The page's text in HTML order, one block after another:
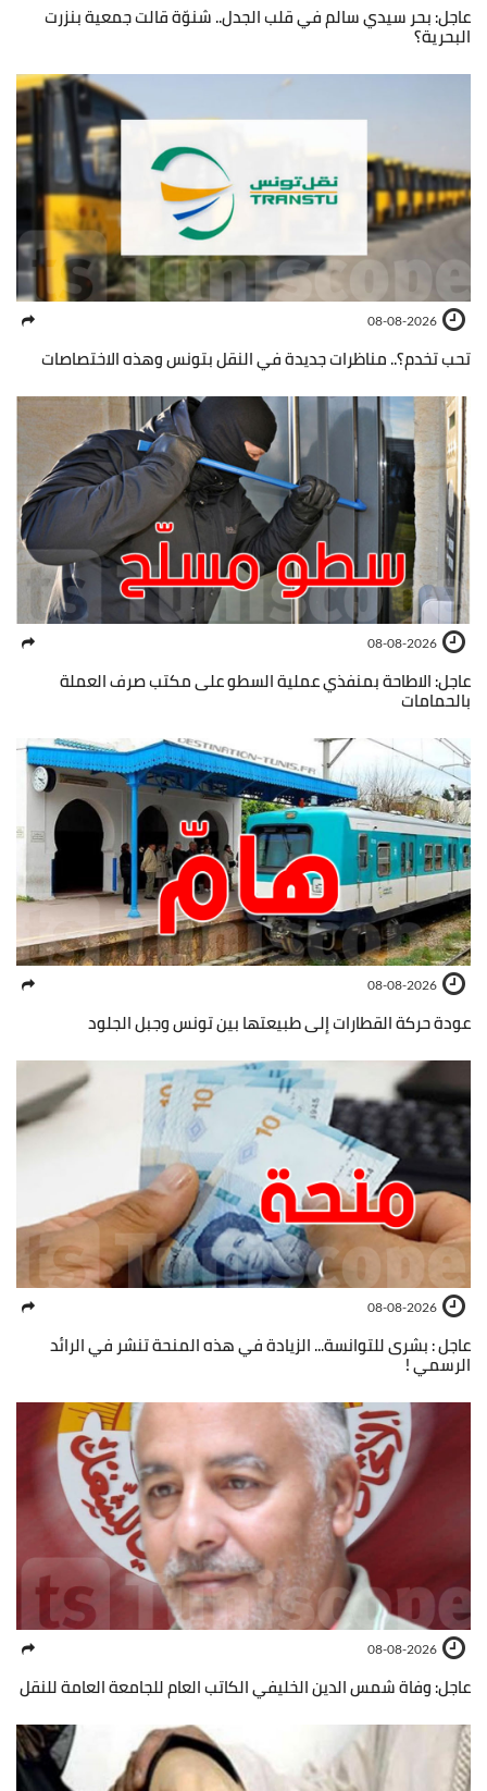
عاجل: بحر سيدي سالم في قلب الجدل.. شنوّة قالت جمعية بنزرت
البحرية؟
08-08-2026
تحب تخدم؟.. مناظرات جديدة في النقل بتونس وهذه الاختصاصات
08-08-2026
عاجل: الاطاحة بمنفذي عملية السطو على مكتب صرف العملة
بالحمامات
08-08-2026
عودة حركة القطارات إلى طبيعتها بين تونس وجبل الجلود
08-08-2026
عاجل : بشرى للتوانسة... الزيادة في هذه المنحة تنشر في الرائد
الرسمي !
08-08-2026
عاجل: وفاة شمس الدين الخليفي الكاتب العام للجامعة العامة للنقل